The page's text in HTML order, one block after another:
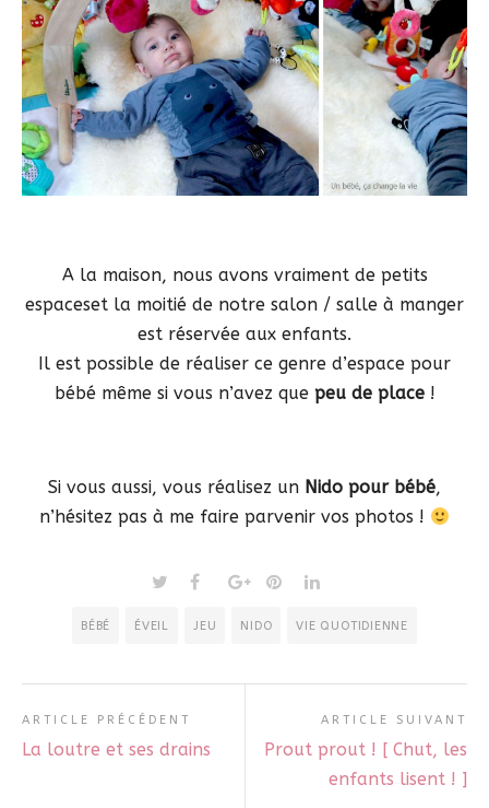
A la maison, nous avons vraiment de petits
espaceset la moitié de notre salon / salle à manger
est réservée aux enfants.
Il est possible de réaliser ce genre d’espace pour
bébé même si vous n’avez que peu de place!
Si vous aussi, vous réalisez un Nido pour bébé,
n’hésitez pas à me faire parvenir vos photos !
BÉBÉ ÉVEIL JEU NIDO VIE QUOTIDIENNE
ARTICLE PRÉCÉDENT
La loutre et ses drains
ARTICLE SUIVANT
Prout prout ! [ Chut, les
enfants lisent ! ]